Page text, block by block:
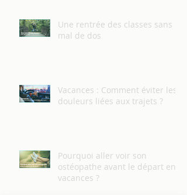
Une rentrée des classes sans
mal de dos
Vacances : Comment éviter les
douleurs liées aux trajets ?
Pourquoi aller voir son
ostéopathe avant le départ en
vacances ?